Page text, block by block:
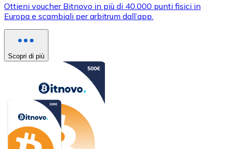
Ottieni voucher Bitnovo in più di 40.000 punti fisici in
Europa e scambiali per arbitrum dall’app.
Scopri di più